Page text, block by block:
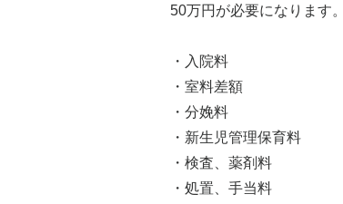
50万円が必要になります
・入院料
・室料差額
・分娩料
・新生児管理保育料
・検査、薬剤料
・処置、手当料